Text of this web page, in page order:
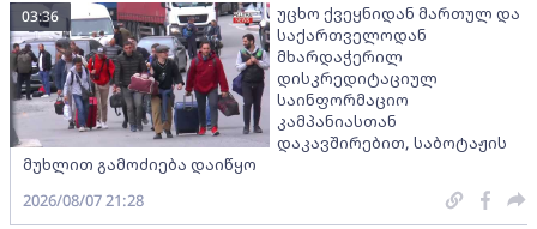
უცხო ქვეყნიდან მართულ და
საქართველოდან
მხარდაჭერილ
დისკრედიტაციულ
საინფორმაციო
კამპანიასთან
დაკავშირებით, საბოტაჟის
მუხლით გამოძიება დაიწყო
03:36
2026/08/07 21:28